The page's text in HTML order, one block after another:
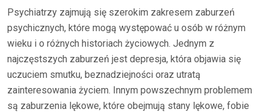
Psychiatrzy zajmują się szerokim zakresem zaburzeń
psychicznych, które mogą występować u osób w różnym
wieku i o różnych historiach życiowych. Jednym z
najczęstszych zaburzeń jest depresja, która objawia się
uczuciem smutku, beznadziejności oraz utratą
zainteresowania życiem. Innym powszechnym problemem
są zaburzenia lękowe, które obejmują stany lękowe, fobie